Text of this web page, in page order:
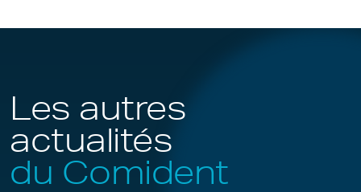
Les autres
actualités
du Comident